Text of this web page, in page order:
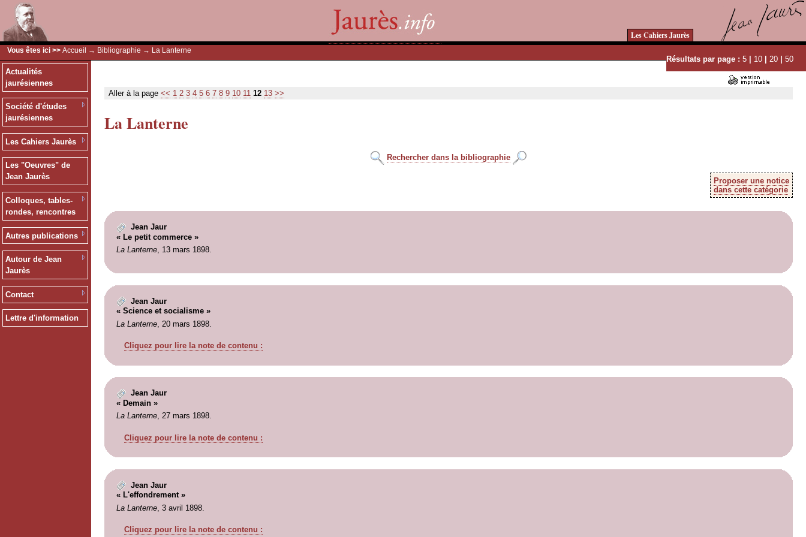
Les Cahiers Jaurès
Vous êtes ici >> Accueil → Bibliographie → La Lanterne
Résultats par page : 5 | 10 | 20 | 50
Actualités
jaurésiennes
Société d'études
jaurésiennes
Les Cahiers Jaurès
Les "Oeuvres" de
Jean Jaurès
Colloques, tables-
rondes, rencontres
Autres publications
Autour de Jean
Jaurès
Contact
Lettre d'information
Aller à la page << 1 2 3 4 5 6 7 8 9 10 11 12 13 >>
La Lanterne
Rechercher dans la bibliographie
Proposer une notice
dans cette catégorie
Jean Jaur
« Le petit commerce »
La Lanterne, 13 mars 1898.
Jean Jaur
« Science et socialisme »
La Lanterne, 20 mars 1898.
Cliquez pour lire la note de contenu :
Jean Jaur
« Demain »
La Lanterne, 27 mars 1898.
Cliquez pour lire la note de contenu :
Jean Jaur
« L'effondrement »
La Lanterne, 3 avril 1898.
Cliquez pour lire la note de contenu :